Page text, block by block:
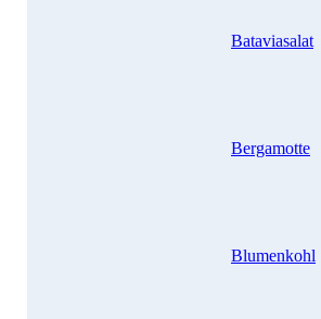
Bataviasalat
Bergamotte
Blumenkohl